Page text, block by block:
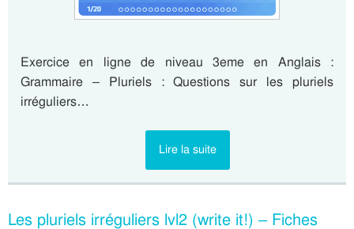
Exercice en ligne de niveau 3eme en Anglais :
Grammaire – Pluriels : Questions sur les pluriels
irréguliers…
Lire la suite
Les pluriels irréguliers lvl2 (write it!) – Fiches